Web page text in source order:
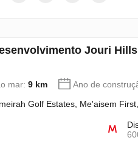
Jouri
mar: 9 km Ano de
Golf Estates, Me'aisem